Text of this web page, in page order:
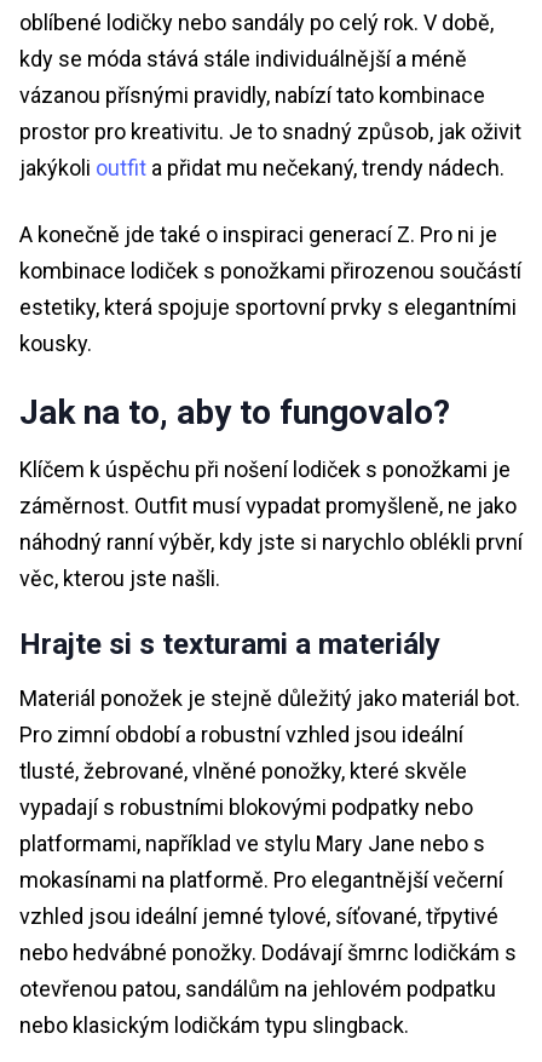
oblíbené lodičky nebo sandály po celý rok. V době,
kdy se móda stává stále individuálnější a méně
vázanou přísnými pravidly, nabízí tato kombinace
prostor pro kreativitu. Je to snadný způsob, jak oživit
jakýkoli outfit a přidat mu nečekaný, trendy nádech.
A konečně jde také o inspiraci generací Z. Pro ni je
kombinace lodiček s ponožkami přirozenou součástí
estetiky, která spojuje sportovní prvky s elegantními
kousky.
Jak na to, aby to fungovalo?
Klíčem k úspěchu při nošení lodiček s ponožkami je
záměrnost. Outfit musí vypadat promyšleně, ne jako
náhodný ranní výběr, kdy jste si narychlo oblékli první
věc, kterou jste našli.
Hrajte si s texturami a materiály
Materiál ponožek je stejně důležitý jako materiál bot.
Pro zimní období a robustní vzhled jsou ideální
tlusté, žebrované, vlněné ponožky, které skvěle
vypadají s robustními blokovými podpatky nebo
platformami, například ve stylu Mary Jane nebo s
mokasínami na platformě. Pro elegantnější večerní
vzhled jsou ideální jemné tylové, síťované, třpytivé
nebo hedvábné ponožky. Dodávají šmrnc lodičkám s
otevřenou patou, sandálům na jehlovém podpatku
nebo klasickým lodičkám typu slingback.